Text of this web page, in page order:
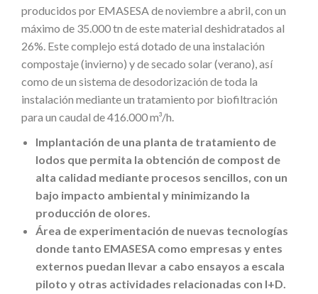
producidos por EMASESA de noviembre a abril, con un
máximo de 35.000 tn de este material deshidratados al
26%. Este complejo está dotado de una instalación
compostaje (invierno) y de secado solar (verano), así
como de un sistema de desodorización de toda la
instalación mediante un tratamiento por biofiltración
para un caudal de 416.000 m³/h.
Implantación de una planta de tratamiento de
lodos que permita la obtención de compost de
alta calidad mediante procesos sencillos, con un
bajo impacto ambiental y minimizando la
producción de olores.
Área de experimentación de nuevas tecnologías
donde tanto EMASESA como empresas y entes
externos puedan llevar a cabo ensayos a escala
piloto y otras actividades relacionadas con I+D.